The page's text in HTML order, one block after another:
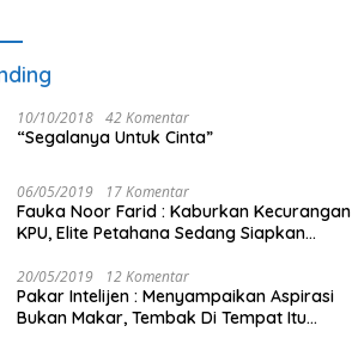
10/10/2018 42 Komentar
“Segalanya Untuk Cinta”
06/05/2019 17 Komentar
Fauka Noor Farid : Kaburkan Kecurangan
KPU, Elite Petahana Sedang Siapkan
20/05/2019 12 Komentar
Pakar Intelijen : Menyampaikan Aspirasi
Bukan Makar, Tembak Di Tempat Itu